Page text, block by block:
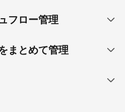
フロー管理
まとめて管理